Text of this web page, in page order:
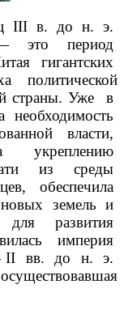
III в. до н. э.
период
гигантских
страны. Уже в
власти,
укреплению
из среды
обеспечила
земель и
развития
империя
II вв. до н. э.